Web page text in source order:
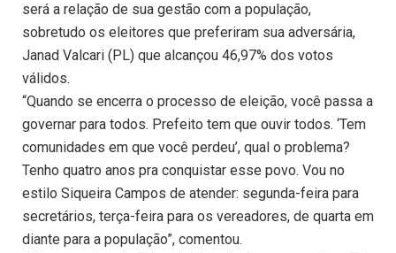
será a relação de sua gestão com a população,
sobretudo os eleitores que preferiram sua adversária,
Janad Valcari (PL) que alcançou 46,97% dos votos
válidos.
“Quando se encerra o processo de eleição, você passa a
governar para todos. Prefeito tem que ouvir todos. ‘Tem
comunidades em que você perdeu’, qual o problema?
Tenho quatro anos pra conquistar esse povo. Vou no
estilo Siqueira Campos de atender: segunda-feira para
secretários, terça-feira para os vereadores, de quarta em
diante para a população”, comentou.